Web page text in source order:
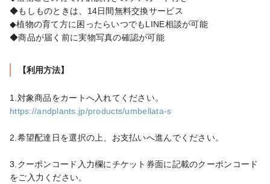
◆もしものときは、14日間無料交換サービス
◆植物の育て方に困ったらいつでもLINE相談が可能
◆商品が届く前に実物写真の確認が可能
【利用方法】
https://andplants.jp/products/umbellata-s
2.希望配達日を選択の上、お支払いへ進んでください。
3.クーポンコード入力欄にチケット券面に記載のクーポンコード
をご入力ください。